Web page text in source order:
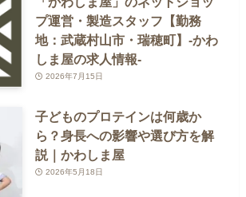
プ運営・製造スタッフ【勤務
地：武蔵村山市・瑞穂町】-かわ
しま屋の求人情報-
2026年7月15日
子どものプロテインは何歳か
ら？身長への影響や選び方を解
説｜かわしま屋
2026年5月18日